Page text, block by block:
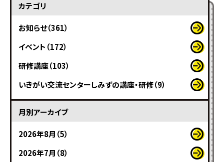
カテゴリ
お知らせ（361）
イベント（172）
研修講座（103）
いきがい交流センターしみずの講座・研修（9）
月別アーカイブ
2026年8月（5）
2026年7月（8）